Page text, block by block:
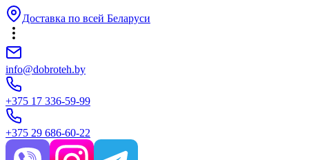
Доставка по всей Беларуси
info@dobroteh.by
+375 17 336-59-99
+375 29 686-60-22